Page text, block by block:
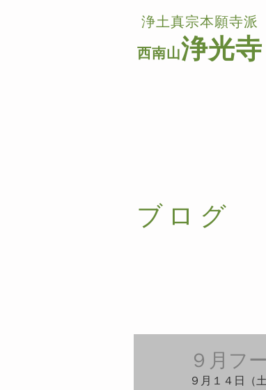
浄土真宗本願寺派
西南山浄光寺
​ブログ
９月フ
９月１４日（